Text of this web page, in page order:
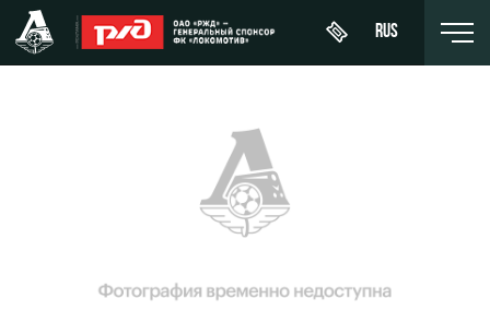
RUS
ticket
About
Sponsors Youth